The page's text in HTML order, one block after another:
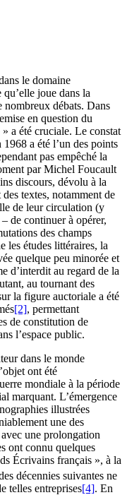
le domaine
joue dans la
débats. Dans
en question du
a été cruciale. Le constat
a été l’un des points
pas empêché la
par Michel Foucault
discours, dévolu à la
textes, notamment de
de leur circulation (y
de continuer à opérer,
des champs
les études littéraires, la
quelque peu minorée et
d’interdit au regard de la
au tournant des
la figure auctoriale a été
[2], permettant
de constitution de
l’espace public.
dans le monde
ont été
mondiale à la période
marquant. L’émergence
illustrées
une des
une prolongation
ont connu quelques
Écrivains français », à la
décennies suivantes ne
telles entreprises[4]. En